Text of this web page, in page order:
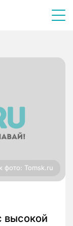
фото: Tomsk.ru
высокой